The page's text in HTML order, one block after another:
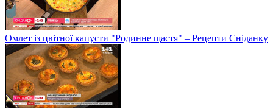
Омлет із цвітної капусти "Родинне щастя" – Рецепти Сніданку